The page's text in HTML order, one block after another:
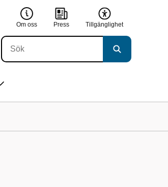
Om oss Press Tillgänglighet